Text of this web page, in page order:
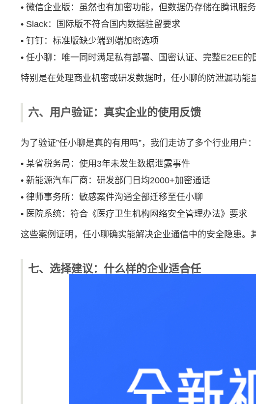
• 微信企业版：虽然也有加密功能，但数据仍存储在腾讯服
• Slack：国际版不符合国内数据驻留要求
• 钉钉：标准版缺少端到端加密选项
• 任小聊：唯一同时满足私有部署、国密认证、完整E2EE的
特别是在处理商业机密或研发数据时，任小聊的防泄漏功能
六、用户验证：真实企业的使用反馈
为了验证”任小聊是真的有用吗”，我们走访了多个行业用户：
• 某省税务局：使用3年未发生数据泄露事件
• 新能源汽车厂商：研发部门日均2000+加密通话
• 律师事务所：敏感案件沟通全部迁移至任小聊
• 医院系统：符合《医疗卫生机构网络安全管理办法》要求
这些案例证明，任小聊确实能解决企业通信中的安全隐患。
七、选择建议：什么样的企业适合任